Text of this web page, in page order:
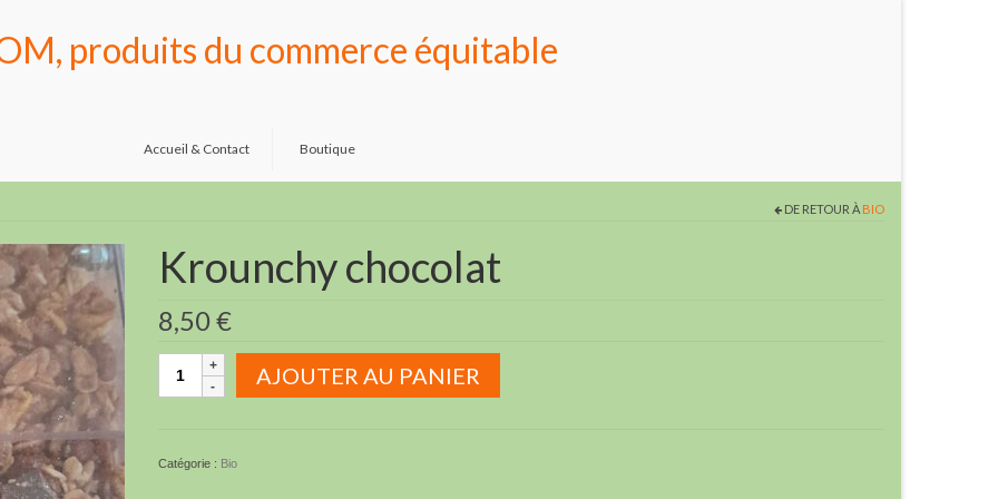
produits du commerce équitable
Accueil & Contact Boutique
DE RETOUR À BIO
Krounchy chocolat
8,50€
quantité
AJOUTER AU PANIER
Catégorie : Bio